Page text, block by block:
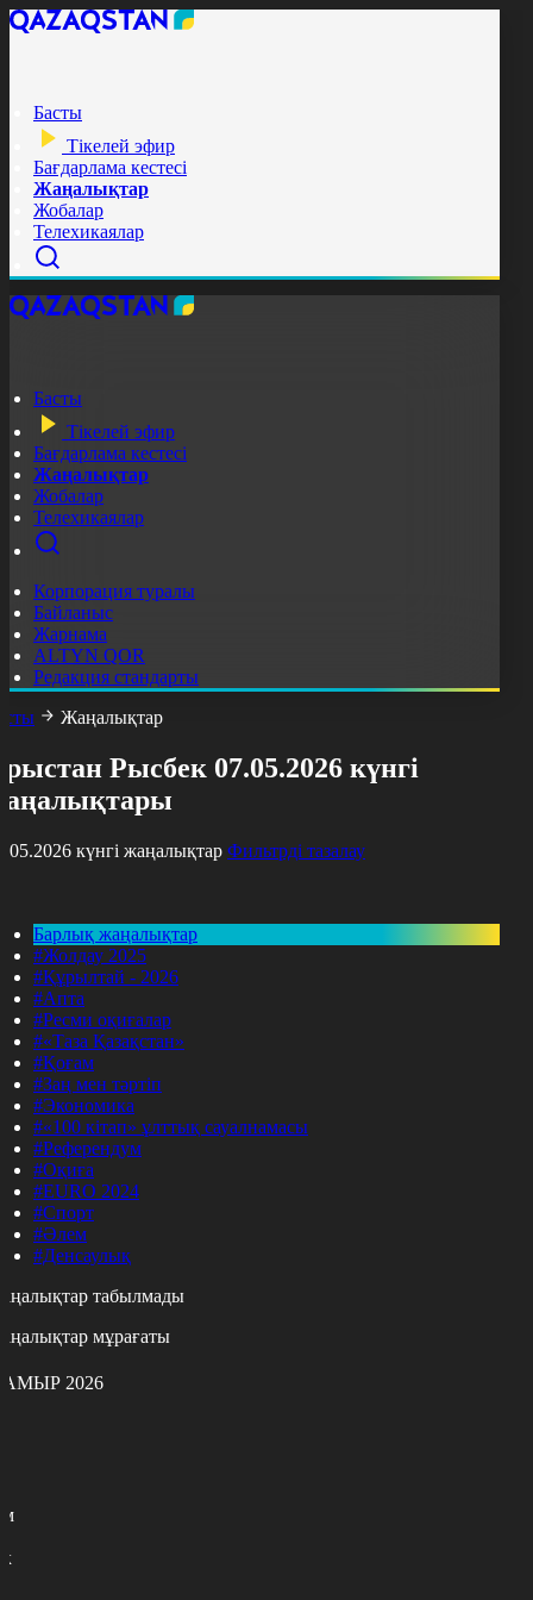
Басты
Тікелей эфир
Бағдарлама кестесі
Жаңалықтар
Жобалар
Телехикаялар
Басты
Тікелей эфир
Бағдарлама кестесі
Жаңалықтар
Жобалар
Телехикаялар
Корпорация туралы
Байланыс
Жарнама
ALTYN QOR
Редакция стандарты
Жаңалықтар
Рысбек 07.05.2026 күнгі
күнгі жаңалықтар Фильтрді тазалау
Барлық жаңалықтар
#Жолдау 2025
#Құрылтай - 2026
#Апта
#Ресми оқиғалар
#«Таза Қазақстан»
#Қоғам
#Заң мен тәртіп
#Экономика
#«100 кітап» ұлттық сауалнамасы
#Референдум
#Оқиға
#EURO 2024
#Спорт
#Әлем
#Денсаулық
табылмады
мұрағаты
2026